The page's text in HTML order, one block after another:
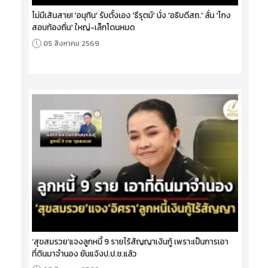
ไม่มีเส้นสาย! 'อนุทิน' รับตั้งเอง 'ธีรุตม์' นั่ง 'อธิบดีสถ.' ลั่น 'โกง
สอบท้องถิ่น' ใหญ่-เล็กโดนหมด
05 สิงหาคม 2569
‘สุขสมรวย’แจงลูกหนี้ 9 รายไร้สัญญาเงินกู้ เพราะเป็นการเอา
ที่ดินมาจำนอง ยันแจ้งป.ป.ช.แล้ว